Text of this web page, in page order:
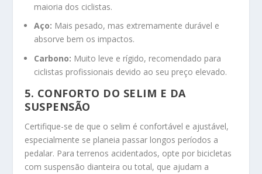
maioria dos ciclistas.
Aço: Mais pesado, mas extremamente durável e
absorve bem os impactos.
Carbono: Muito leve e rígido, recomendado para
ciclistas profissionais devido ao seu preço elevado.
5. CONFORTO DO SELIM E DA
SUSPENSÃO
Certifique-se de que o selim é confortável e ajustável,
especialmente se planeia passar longos períodos a
pedalar. Para terrenos acidentados, opte por bicicletas
com suspensão dianteira ou total, que ajudam a